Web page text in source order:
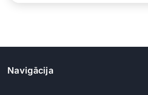
Navigācija